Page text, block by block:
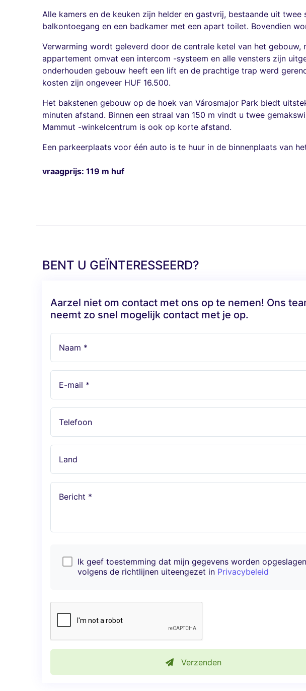
Alle kamers en de keuken zijn helder en gastvrij, bestaande uit
balkontoegang en een badkamer met een apart toilet. Bovendien
Verwarming wordt geleverd door de centrale ketel van het
appartement omvat een intercom -systeem en alle vensters zijn
onderhouden gebouw heeft een lift en de prachtige trap werd
kosten zijn ongeveer HUF 16.500.
Het bakstenen gebouw op de hoek van Városmajor Park biedt
minuten afstand. Binnen een straal van 150 m vindt u twee
Mammut -winkelcentrum is ook op korte afstand.
Een parkeerplaats voor één auto is te huur in de binnenplaats van
vraagprijs: 119 m huf
BENT U GEÏNTERESSEERD?
Aarzel niet om contact met ons op te nemen! Ons
neemt zo snel mogelijk contact met je op.
Naam *
E-mail *
Telefoon
Land
Bericht *
Ik geef toestemming dat mijn gegevens worden opgeslagen
volgens de richtlijnen uiteengezet in Privacybeleid
Verzenden